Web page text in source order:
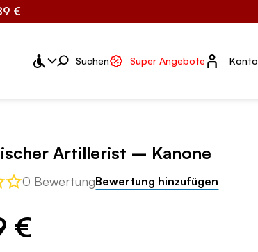
€
Suchen Super Angebote Konto
Konto
Artillerist – Kanone
0 BewertungBewertung hinzufügen
€